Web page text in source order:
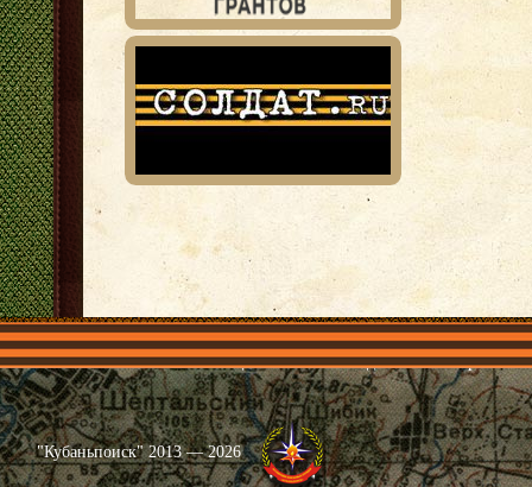
Главная Имена Общественные объединения Проекты
"Кубаньпоиск" 2013 — 2026